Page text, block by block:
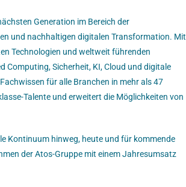
Generation im Bereich der
und nachhaltigen digitalen Transformation. Mit
Technologien und weltweit führenden
Computing, Sicherheit, KI, Cloud und digitale
für alle Branchen in mehr als 47
Talente und erweitert die Möglichkeiten von
Kontinuum hinweg, heute und für kommende
der Atos-Gruppe mit einem Jahresumsatz